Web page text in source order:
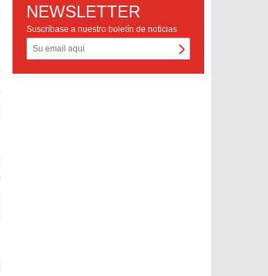
NEWSLETTER
Suscríbase a nuestro boletín de noticias